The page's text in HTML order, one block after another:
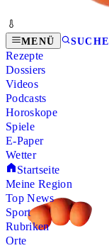
MENÜ SUCHE
Rezepte
Dossiers
Videos
Podcasts
Horoskope
Spiele
E-Paper
Wetter
Startseite
Meine Region
Top News
Sport
Rubriken
Orte